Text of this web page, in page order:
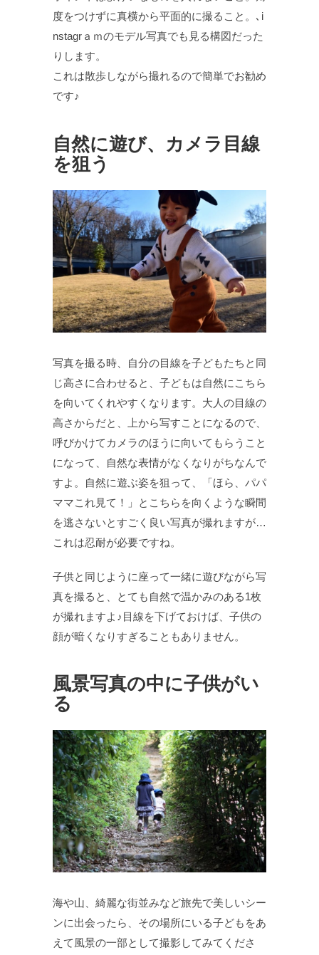
度をつけずに真横から平面的に撮ること。､i
nstagrａｍのモデル写真でも見る構図だった
りします。
これは散歩しながら撮れるので簡単でお勧め
です♪
自然に遊び、カメラ目線
を狙う
写真を撮る時、自分の目線を子どもたちと同
じ高さに合わせると、子どもは自然にこちら
を向いてくれやすくなります。大人の目線の
高さからだと、上から写すことになるので、
呼びかけてカメラのほうに向いてもらうこと
になって、自然な表情がなくなりがちなんで
すよ。自然に遊ぶ姿を狙って、「ほら、パパ
ママこれ見て！」とこちらを向くような瞬間
を逃さないとすごく良い写真が撮れますが…
これは忍耐が必要ですね。
子供と同じように座って一緒に遊びながら写
真を撮ると、とても自然で温かみのある1枚
が撮れますよ♪目線を下げておけば、子供の
顔が暗くなりすぎることもありません。
風景写真の中に子供がい
る
海や山、綺麗な街並みなど旅先で美しいシー
ンに出会ったら、その場所にいる子どもをあ
えて風景の一部として撮影してみてくださ